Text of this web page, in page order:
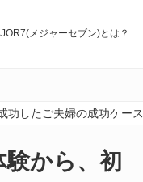
メジャーセブン)とは？
功したご夫婦の成功ケース
から、初